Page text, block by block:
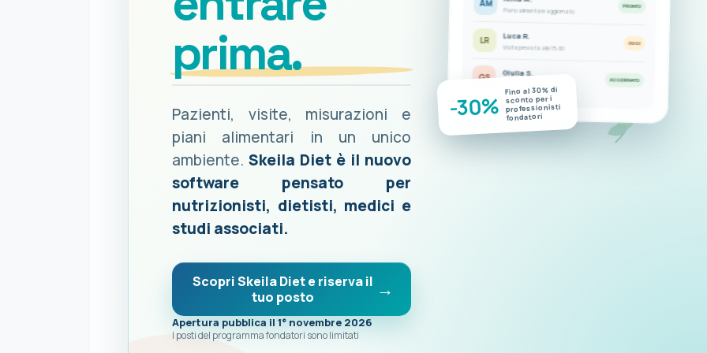
prima.
Pazienti, visite, misurazioni e
piani alimentari in un unico
ambiente. Skeila Diet è il nuovo
software pensato per
nutrizionisti, dietisti, medici e
studi associati.
Scopri Skeila Diet e riserva il
tuo posto
Apertura pubblica il 1° novembre 2026
I posti del programma fondatori sono limitati
AM
Piano alimentare aggiornato
PRONTO
LR Luca R.
Visita prevista alle 15:30
OGGI
GS Giulia S.
Nuove misurazioni disponibili
AGGIORNATO
-30%
Fino al 30% di
sconto per i
professionisti
fondatori